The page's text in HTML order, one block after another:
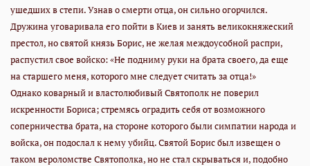
ушедших в степи. Узнав о смерти отца, он сильно огорчился.
Дружина уговаривала его пойти в Киев и занять великокняжеский
престол, но святой князь Борис, не желая междоусобной распри,
распустил свое войско: «Не подниму руки на брата своего, да еще
на старшего меня, которого мне следует считать за отца!»
Однако коварный и властолюбивый Святополк не поверил
искренности Бориса; стремясь оградить себя от возможного
соперничества брата, на стороне которого были симпатии народа и
войска, он подослал к нему убийц. Святой Борис был извещен о
таком вероломстве Святополка, но не стал скрываться и, подобно